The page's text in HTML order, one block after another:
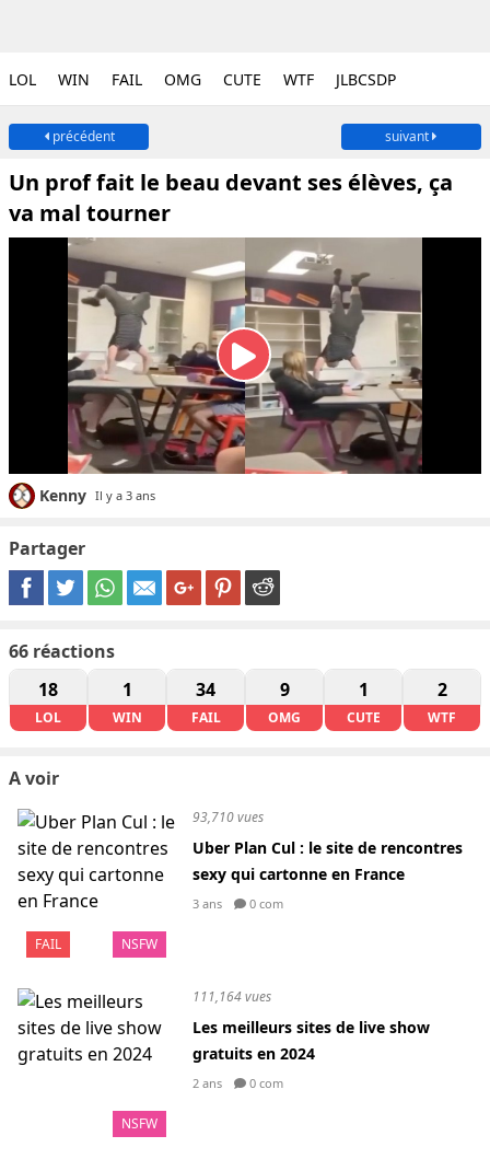
LOL WIN FAIL OMG CUTE WTF JLBCSDP
précédent suivant
Un prof fait le beau devant ses élèves, ça
va mal tourner
Kenny Il y a 3 ans
Partager
66 réactions
18
LOL
1
WIN
34
FAIL
9
OMG
1
CUTE
2
WTF
A voir
FAIL NSFW
93,710 vues
Uber Plan Cul : le site de rencontres
sexy qui cartonne en France
3 ans 0 com
NSFW
111,164 vues
Les meilleurs sites de live show
gratuits en 2024
2 ans 0 com